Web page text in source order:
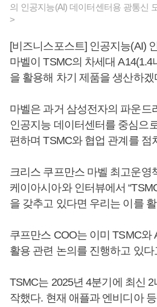
의 인공지능(AI) 데이터센터용 광통신
>
[비즈니스포스트] 인공지능(AI)
마벨이 TSMC의 차세대
을 활용해 차기 제품을 생산하
마벨은 과거 삼성전자의 파운드
인공지능 데이터센터를 중심으
편하며 TSMC와 협업 관계를 점
크리스 쿠프만스 마벨 최고운영
케이아시아와 인터뷰에서
을 갖추고 있다면 우리는 이를
쿠프만스 COO는 이미 TSMC와
활용 관련 논의를 진행하고 있다
TSMC는 2025년 4분기에 최신 2
작했다. 현재 애플과 엔비디아